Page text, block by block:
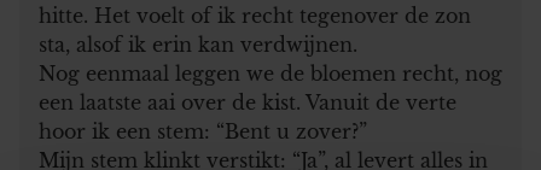
hitte. Het voelt of ik recht tegenover de zon
sta, alsof ik erin kan verdwijnen.
Nog eenmaal leggen we de bloemen recht, nog
een laatste aai over de kist. Vanuit de verte
hoor ik een stem: “Bent u zover?”
Mijn stem klinkt verstikt: “Ja”, al levert alles in